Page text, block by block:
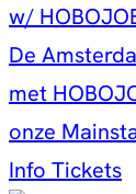
w/
De
met
onze
Info Tickets